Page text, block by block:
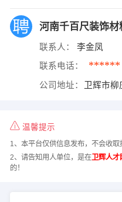
河南千百尺装饰材
联系人： 李金凤
联系电话： ******
公司地址： 卫辉市柳
温馨提示
1、本平台仅供信息发布，不会收取
2、请告知用人单位，是在卫辉人才
的！